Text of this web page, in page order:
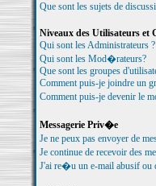
Que sont les sujets de
Niveaux des Utilisateurs et
Qui sont les Administrateurs ?
Qui sont les Mod�rateurs?
Que sont les groupes
Comment puis-je joindre un
Comment puis-je devenir le
Messagerie Priv�e
Je ne peux pas envoyer de
Je continue de recevoir des
J'ai re�u un e-mail abusif ou